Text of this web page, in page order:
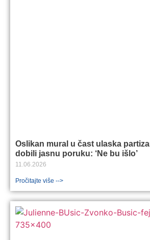
Oslikan mural u čast ulaska
dobili jasnu poruku: ‘Ne bu išlo’
11.06.2026
Pročitajte više -->